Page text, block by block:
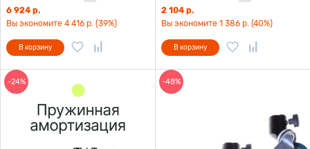
6 924 р.
Вы экономите 4 416 р. (39%)
В корзину
2 104 р.
Вы экономите 1 386 р. (40%)
В корзину
-24% -48%